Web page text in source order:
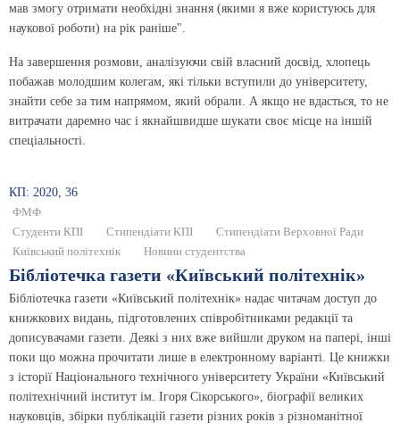
мав змогу отримати необхідні знання (якими я вже користуюсь для
наукової роботи) на рік раніше".
На завершення розмови, аналізуючи свій власний досвід, хлопець
побажав молодшим колегам, які тільки вступили до університету,
знайти себе за тим напрямом, який обрали. А якщо не вдасться, то не
витрачати даремно час і якнайшвидше шукати своє місце на іншій
спеціальності.
КП: 2020, 36
ФМФ
Студенти КПІ
Стипендіати КПІ
Стипендіати Верховної Ради
Київський політехнік
Новини студентства
Бібліотечка газети «Київський політехнік»
Бібліотечка газети «Київський політехнік» надає читачам доступ до
книжкових видань, підготовлених співробітниками редакції та
дописувачами газети. Деякі з них вже вийшли друком на папері, інші
поки що можна прочитати лише в електронному варіанті. Це книжки
з історії Національного технічного університету України «Київський
політехнічний інститут ім. Ігоря Сікорського», біографії великих
науковців, збірки публікацій газети різних років з різноманітної